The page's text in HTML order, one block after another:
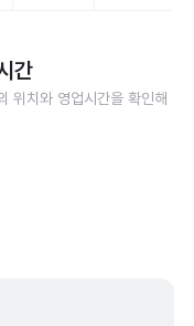
간
위치와 영업시간을 확인해